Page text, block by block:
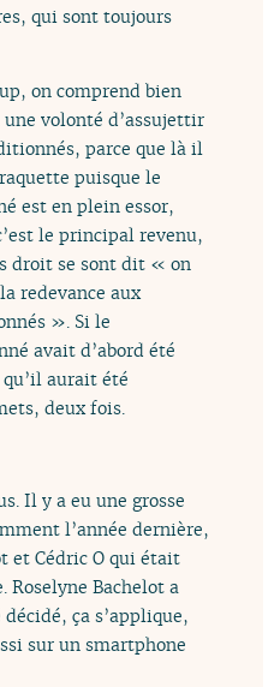
qui sont toujours
on comprend bien
volonté d’assujettir
parce que là il
puisque le
est en plein essor,
le principal revenu,
droit se sont dit « on
redevance aux
». Si le
avait d’abord été
aurait été
deux fois.
Il y a eu une grosse
l’année dernière,
et Cédric O qui était
Bachelot a
ça s’applique,
sur un smartphone